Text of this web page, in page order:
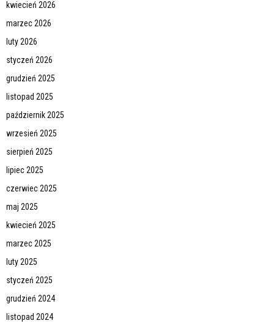
kwiecień 2026
marzec 2026
luty 2026
styczeń 2026
grudzień 2025
listopad 2025
październik 2025
wrzesień 2025
sierpień 2025
lipiec 2025
czerwiec 2025
maj 2025
kwiecień 2025
marzec 2025
luty 2025
styczeń 2025
grudzień 2024
listopad 2024